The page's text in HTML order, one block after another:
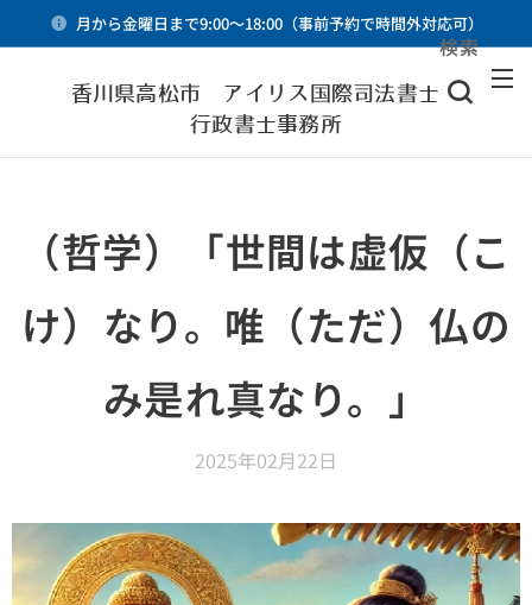
月から金曜日まで9:00～18:00（事前予約で時間外対応可）
香川県高松市 アイリス国際司法書士・
行政書士事務所
検索
（哲学）「世間は虚仮（こ
け）なり。唯（ただ）仏の
み是れ真なり。」
2025年02月22日